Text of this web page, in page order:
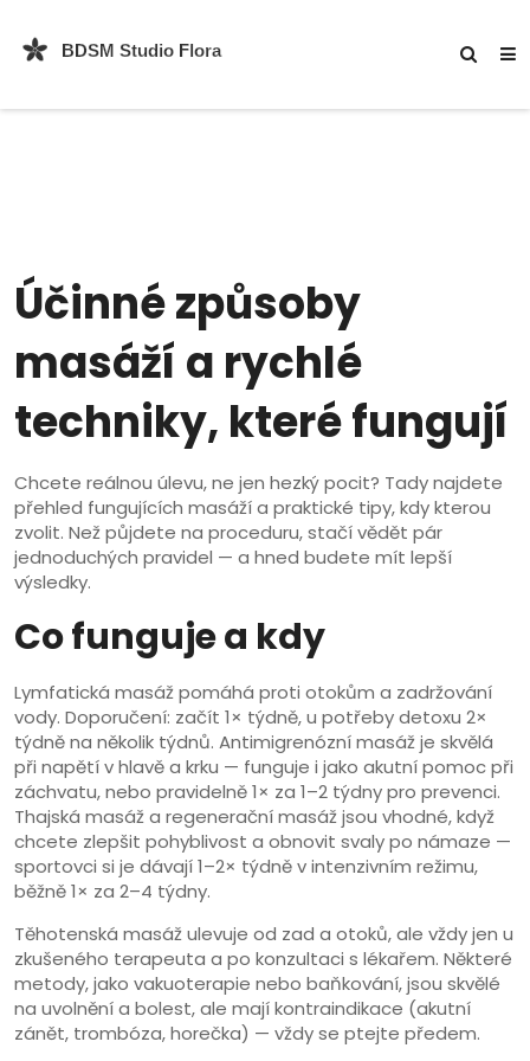
Účinné způsoby
masáží a rychlé
techniky, které fungují
Chcete reálnou úlevu, ne jen hezký pocit? Tady najdete
přehled fungujících masáží a praktické tipy, kdy kterou
zvolit. Než půjdete na proceduru, stačí vědět pár
jednoduchých pravidel — a hned budete mít lepší
výsledky.
Co funguje a kdy
Lymfatická masáž pomáhá proti otokům a zadržování
vody. Doporučení: začít 1× týdně, u potřeby detoxu 2×
týdně na několik týdnů. Antimigrenózní masáž je skvělá
při napětí v hlavě a krku — funguje i jako akutní pomoc při
záchvatu, nebo pravidelně 1× za 1–2 týdny pro prevenci.
Thajská masáž a regenerační masáž jsou vhodné, když
chcete zlepšit pohyblivost a obnovit svaly po námaze —
sportovci si je dávají 1–2× týdně v intenzivním režimu,
běžně 1× za 2–4 týdny.
Těhotenská masáž ulevuje od zad a otoků, ale vždy jen u
zkušeného terapeuta a po konzultaci s lékařem. Některé
metody, jako vakuoterapie nebo baňkování, jsou skvělé
na uvolnění a bolest, ale mají kontraindikace (akutní
zánět, trombóza, horečka) — vždy se ptejte předem.